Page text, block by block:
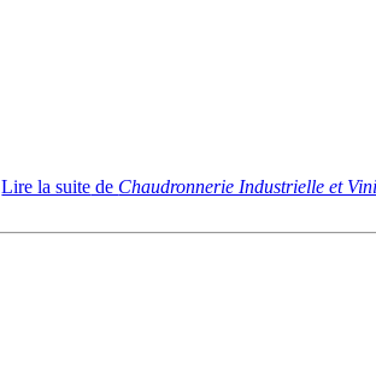
Lire la suite de Chaudronnerie Industrielle et